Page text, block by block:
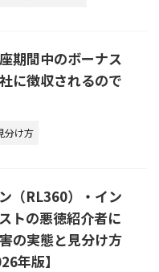
期間中のボーナス
に徴収されるので
分け方
（RL360）・イン
トの悪徳紹介者に
の実態と見分け方
年版】